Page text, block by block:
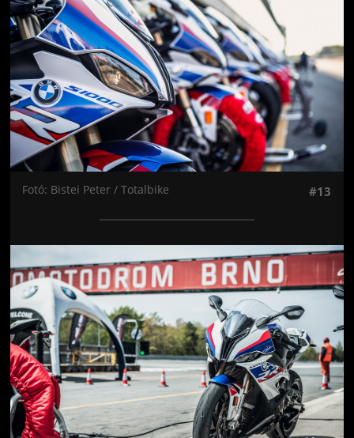
Fotó: Bistei Peter / Totalbike #13
Jön még kép!